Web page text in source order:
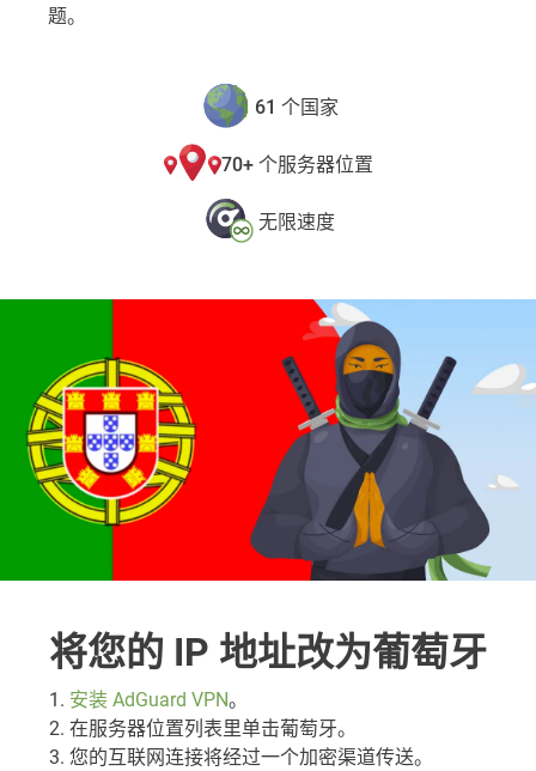
题。
61 个国家
70+ 个服务器位置
无限速度
将您的 IP 地址改为葡萄牙
1. 安装 AdGuard VPN。
2. 在服务器位置列表里单击葡萄牙。
3. 您的互联网连接将经过一个加密渠道传送。